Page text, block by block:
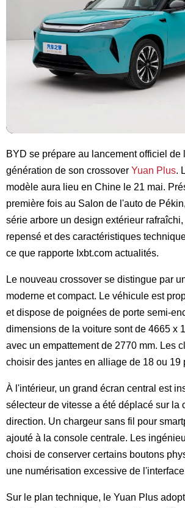
BYD se prépare au lancement officiel de
génération de son crossover Yuan Plus.
modèle aura lieu en Chine le 21 mai.
première fois au Salon de l'auto de
série arbore un design extérieur
repensé et des caractéristiques
ce que rapporte Ixbt.com actualités.
Le nouveau crossover se distingue par
moderne et compact. Le véhicule est
et dispose de poignées de porte semi-
dimensions de la voiture sont de 4665 x
avec un empattement de 2770 mm. Les
choisir des jantes en alliage de 18 ou 19
À l'intérieur, un grand écran central est
sélecteur de vitesse a été déplacé sur la
direction. Un chargeur sans fil pour
ajouté à la console centrale. Les
choisi de conserver certains boutons
une numérisation excessive de
Sur le plan technique, le Yuan Plus